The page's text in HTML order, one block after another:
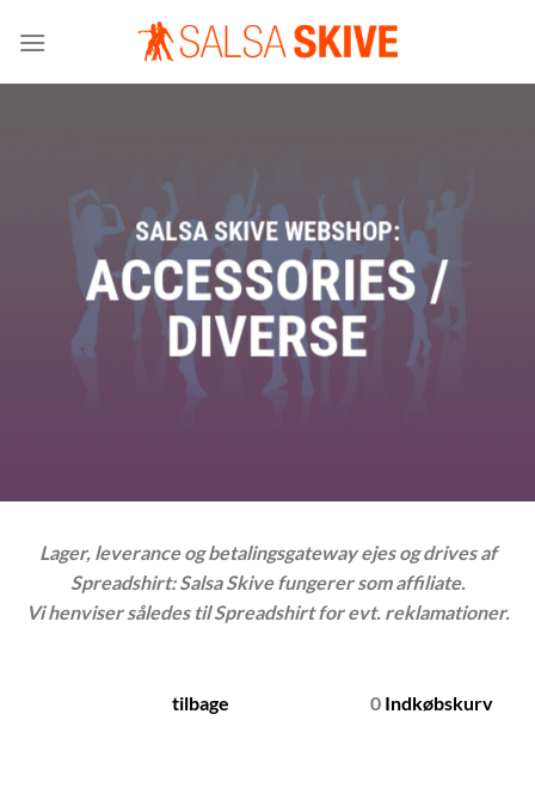
SALSA SKIVE WEBSHOP:
ACCESSORIES /
DIVERSE
Lager, leverance og betalingsgateway ejes og drives af
Spreadshirt: Salsa Skive fungerer som affiliate.
Vi henviser således til Spreadshirt for evt. reklamationer.
tilbage 0 Indkøbskurv